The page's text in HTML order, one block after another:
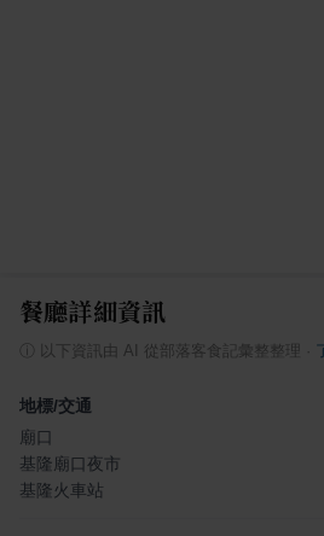
餐廳詳細資訊
以下資訊由 AI 從部落客食記彙整整理
地標/交通
廟口
基隆廟口夜市
基隆火車站